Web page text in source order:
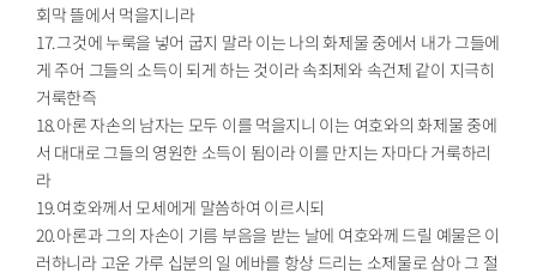
회막 뜰에서 먹을지니라
17.그것에 누룩을 넣어 굽지 말라 이는 나의 화제물 중에서 내가 그들에
게 주어 그들의 소득이 되게 하는 것이라 속죄제와 속건제 같이 지극히
거룩한즉
18.아론 자손의 남자는 모두 이를 먹을지니 이는 여호와의 화제물 중에
서 대대로 그들의 영원한 소득이 됨이라 이를 만지는 자마다 거룩하리
라
19.여호와께서 모세에게 말씀하여 이르시되
20.아론과 그의 자손이 기름 부음을 받는 날에 여호와께 드릴 예물은 이
러하니라 고운 가루 십분의 일 에바를 항상 드리는 소제물로 삼아 그 절